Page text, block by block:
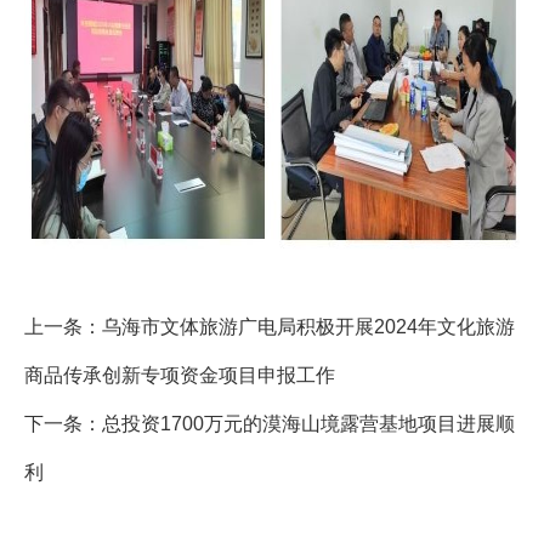
上一条： 乌海市文体旅游广电局积极开展2024年文化旅游
商品传承创新专项资金项目申报工作
下一条： 总投资1700万元的漠海山境露营基地项目进展顺
利